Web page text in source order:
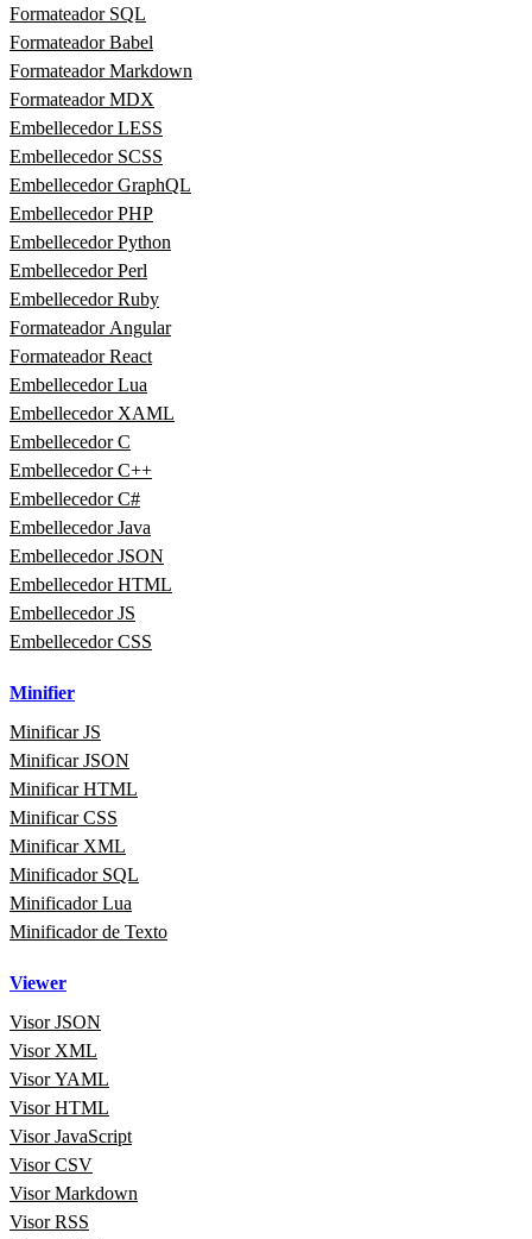
Formateador SQL
Formateador Babel
Formateador Markdown
Formateador MDX
Embellecedor LESS
Embellecedor SCSS
Embellecedor GraphQL
Embellecedor PHP
Embellecedor Python
Embellecedor Perl
Embellecedor Ruby
Formateador Angular
Formateador React
Embellecedor Lua
Embellecedor XAML
Embellecedor C
Embellecedor C++
Embellecedor C#
Embellecedor Java
Embellecedor JSON
Embellecedor HTML
Embellecedor JS
Embellecedor CSS
Minifier
Minificar JS
Minificar JSON
Minificar HTML
Minificar CSS
Minificar XML
Minificador SQL
Minificador Lua
Minificador de Texto
Viewer
Visor JSON
Visor XML
Visor YAML
Visor HTML
Visor JavaScript
Visor CSV
Visor Markdown
Visor RSS